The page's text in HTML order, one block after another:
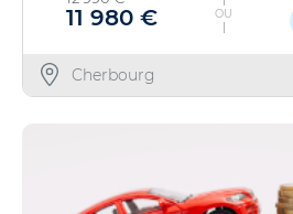
11 980 € OU
Cherbourg